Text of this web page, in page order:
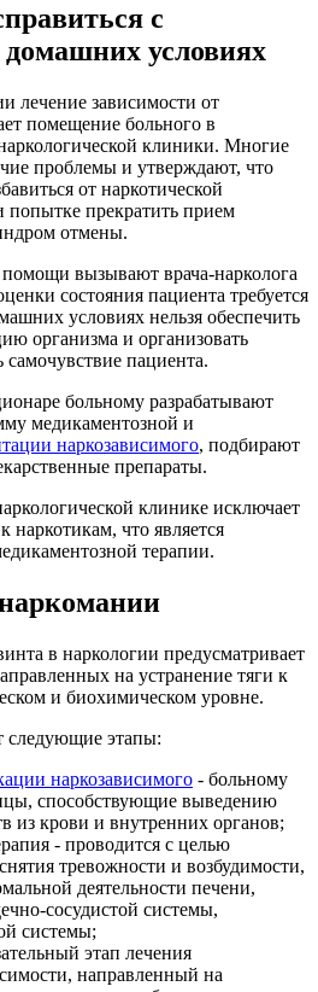
с
условиях
лечение зависимости от
помещение больного в
клиники. Многие
проблемы и утверждают, что
от наркотической
попытке прекратить прием
отмены.
вызывают врача-нарколога
состояния пациента требуется
условиях нельзя обеспечить
организма и организовать
пациента.
больному разрабатывают
медикаментозной и
наркозависимого, подбирают
препараты.
клинике исключает
наркотикам, что является
терапии.
в наркологии предусматривает
на устранение тяги к
и биохимическом уровне.
следующие этапы:
наркозависимого - больному
способствующие выведению
из крови и внутренних органов;
- проводится с целью
тревожности и возбудимости,
деятельности печени,
сосудистой системы,
системы;
этап лечения
направленный на